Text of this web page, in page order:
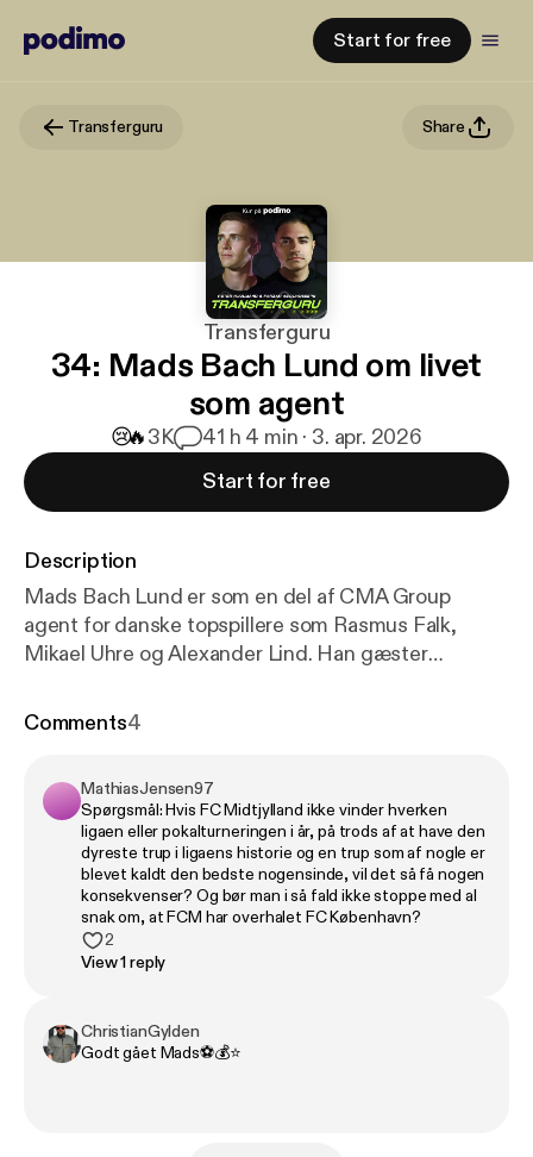
Start for free
Transferguru Share
Transferguru
34: Mads Bach Lund om livet
som agent
😢🔥3K 41 h 4 min · 3. apr. 2026
Start for free
Description
Mads Bach Lund er som en del af CMA Group
agent for danske topspillere som Rasmus Falk,
Mikael Uhre og Alexander Lind. Han gæster
ofte dårlige ry, den generelt måske lidt for nemme
dengang han slog på glasset på en restaurant i
København og bare begyndte at græde.
Comments4
MathiasJensen97
Spørgsmål: Hvis FC Midtjylland ikke vinder hverken
ligaen eller pokalturneringen i år, på trods af at have den
dyreste trup i ligaens historie og en trup som af nogle er
blevet kaldt den bedste nogensinde, vil det så få nogen
konsekvenser? Og bør man i så fald ikke stoppe med al
snak om, at FCM har overhalet FC København?
2
View 1 reply
ChristianGylden
Godt gået Mads⚽️💰⭐️